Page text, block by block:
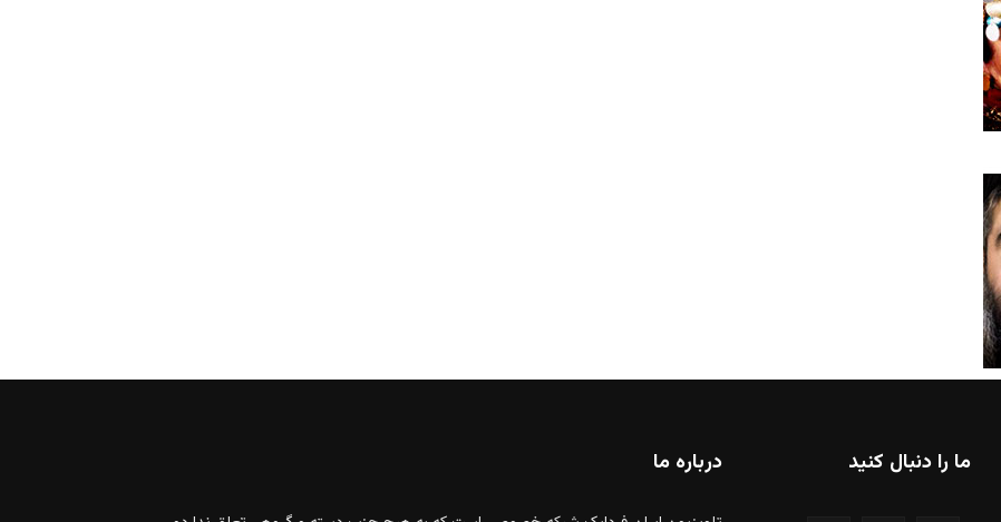
ما را دنبال کنید درباره ما